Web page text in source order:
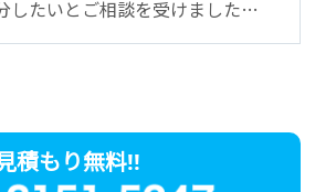
したいとご相談を受けました…
積もり無料!!